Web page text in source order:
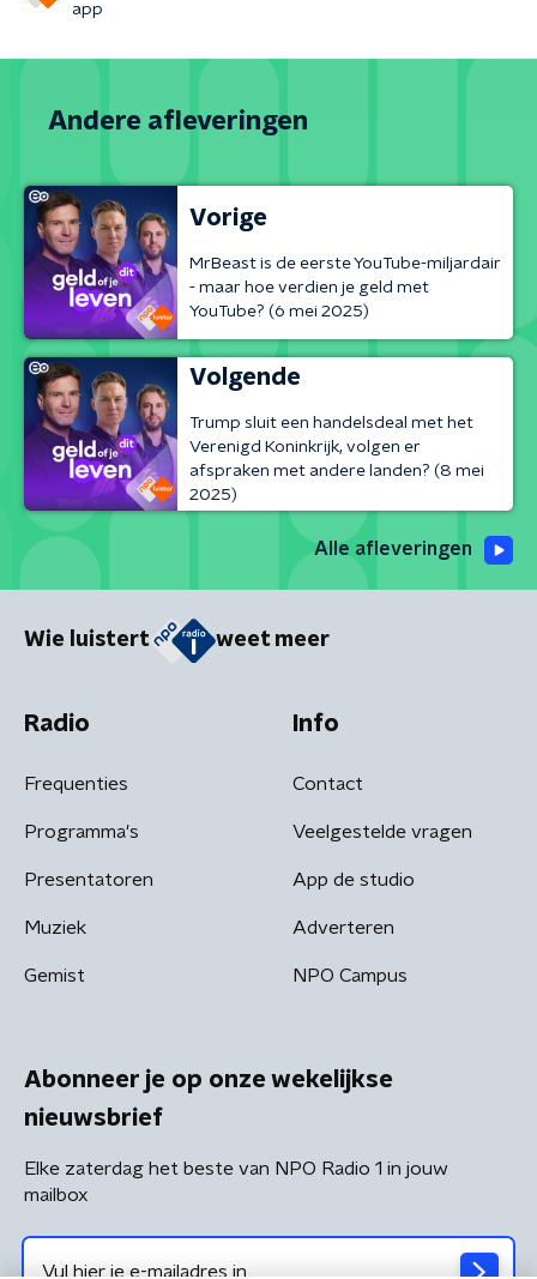
app
Andere afleveringen
Vorige
MrBeast is de eerste YouTube-miljardair
- maar hoe verdien je geld met
YouTube? (6 mei 2025)
Volgende
Trump sluit een handelsdeal met het
Verenigd Koninkrijk, volgen er
afspraken met andere landen? (8 mei
2025)
Alle afleveringen
Wie luistert weet meer
Radio
Frequenties
Programma's
Presentatoren
Muziek
Gemist
Info
Contact
Veelgestelde vragen
App de studio
Adverteren
NPO Campus
Abonneer je op onze wekelijkse
nieuwsbrief
Elke zaterdag het beste van NPO Radio 1 in jouw
mailbox